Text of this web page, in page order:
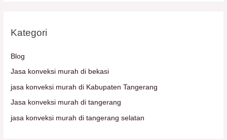
Kategori
Blog
Jasa konveksi murah di bekasi
jasa konveksi murah di Kabupaten Tangerang
Jasa konveksi murah di tangerang
jasa konveksi murah di tangerang selatan